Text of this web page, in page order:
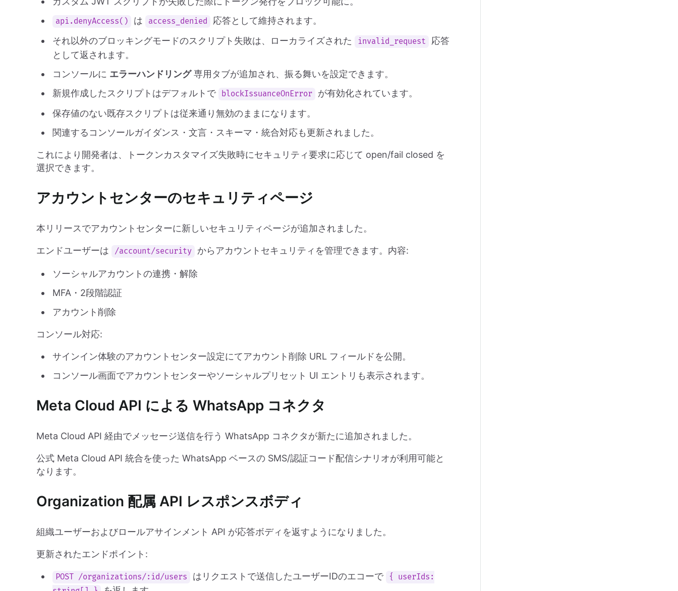
api.denyAccess() は access_denied
応答として維持されます。
それ以外のブロッキングモードのスクリプト失敗は、ローカライズされた
invalid_request
応答
として返されます。
コンソールに エラーハンドリング専用タブが追加され、振る舞いを設定できます。
新規作成したスクリプトはデフォルトで blockIssuanceOnError
が有効化されています。
保存値のない既存スクリプトは従来通り無効のままになります。
関連するコンソールガイダンス・文言・スキーマ・統合対応も更新されました。
これにより開発者は、トークンカスタマイズ失敗時にセキュリティ要求に応じて open/fail closed を
選択できます。
アカウントセンターのセキュリティページ
本リリースでアカウントセンターに新しいセキュリティページが追加されました。
エンドユーザーは /account/security からアカウントセキュリティを管理できます。内容:
ソーシャルアカウントの連携・解除
MFA・2段階認証
アカウント削除
コンソール対応:
サインイン体験のアカウントセンター設定にてアカウント削除 URL フィールドを公開。
コンソール画面でアカウントセンターやソーシャルプリセット UI エントリも表示されます。
Meta Cloud API による WhatsApp コネクタ
Meta Cloud API 経由でメッセージ送信を行う WhatsApp コネクタが新たに追加されました。
公式 Meta Cloud API 統合を使った WhatsApp ベースの SMS/認証コード配信シナリオが利用可能と
なります。
Organization 配属 API レスポンスボディ
組織ユーザーおよびロールアサインメント API が応答ボディを返すようになりました。
更新されたエンドポイント:
POST /organizations/:id/users はリクエストで送信したユーザーIDのエコーで { userIds: